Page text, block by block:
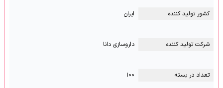
کشور تولید کننده ایران
شرکت تولید کننده داروسازی دانا
تعداد در بسته ۱۰۰